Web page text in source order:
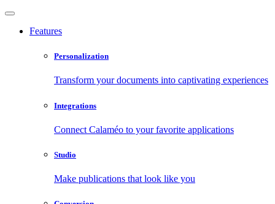
Features
Personalization
Transform your documents into captivating experiences
Integrations
Connect Calaméo to your favorite applications
Studio
Make publications that look like you